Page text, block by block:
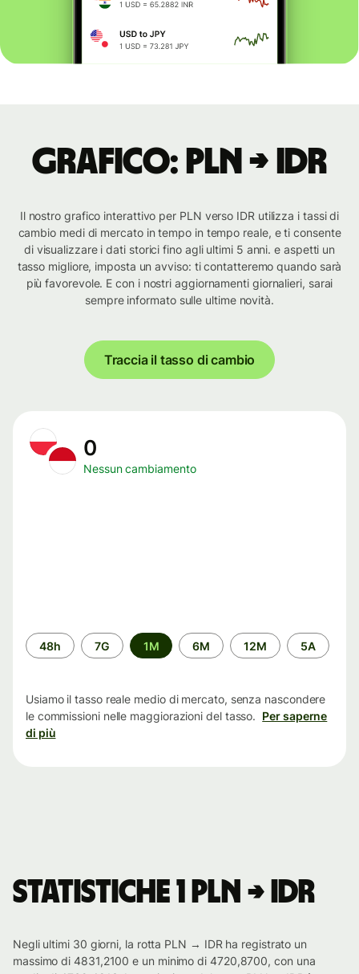
Grafico: PLN → IDR
Il nostro grafico interattivo per PLN verso IDR utilizza i tassi di
cambio medi di mercato in tempo in tempo reale, e ti consente
di visualizzare i dati storici fino agli ultimi 5 anni. e aspetti un
tasso migliore, imposta un avviso: ti contatteremo quando sarà
più favorevole. E con i nostri aggiornamenti giornalieri, sarai
sempre informato sulle ultime novità.
Traccia il tasso di cambio
0
Nessun cambiamento
Periodo
di
48h 7G 1M 6M 12M 5A
Usiamo il tasso reale medio di mercato, senza nascondere
le commissioni nelle maggiorazioni del tasso. Per saperne
di più
Statistiche 1 PLN → IDR
Negli ultimi 30 giorni, la rotta PLN → IDR ha registrato un
massimo di 4831,2100 e un minimo di 4720,8700, con una